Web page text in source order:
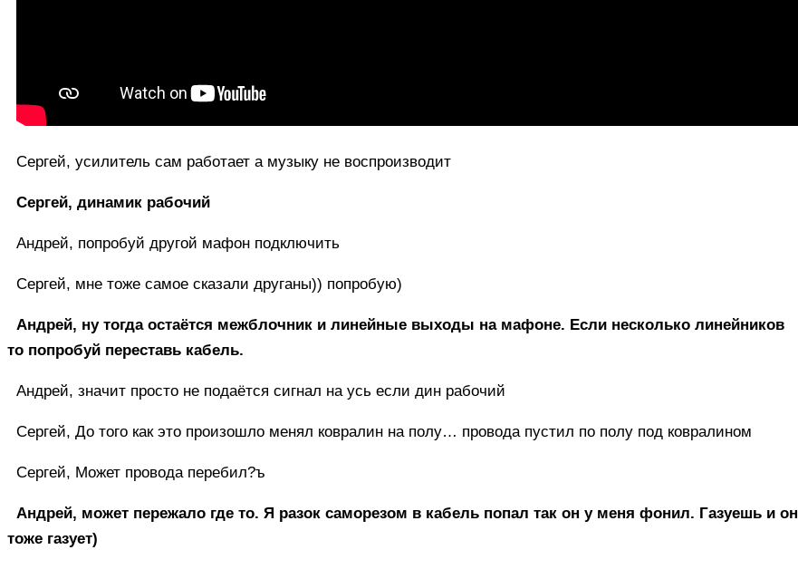
Сергей, усилитель сам работает а музыку не воспроизводит
Сергей, динамик рабочий
Андрей, попробуй другой мафон подключить
Сергей, мне тоже самое сказали друганы)) попробую)
Андрей, ну тогда остаётся межблочник и линейные выходы на мафоне. Если несколько линейников
то попробуй переставь кабель.
Андрей, значит просто не подаётся сигнал на усь если дин рабочий
Сергей, До того как это произошло менял ковралин на полу… провода пустил по полу под ковралином
Сергей, Может провода перебил?ъ
Андрей, может пережало где то. Я разок саморезом в кабель попал так он у меня фонил. Газуешь и он
тоже газует)